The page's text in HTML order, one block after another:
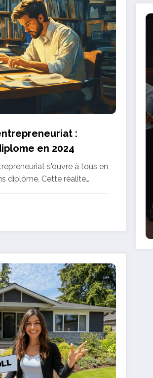
:
en 2024
s'ouvre à tous en
diplôme. Cette réalité…